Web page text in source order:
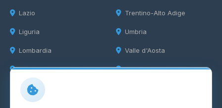
Lazio
Liguria
Lombardia
Marche
Trentino-Alto Adige
Umbria
Valle d'Aosta
Veneto
Info